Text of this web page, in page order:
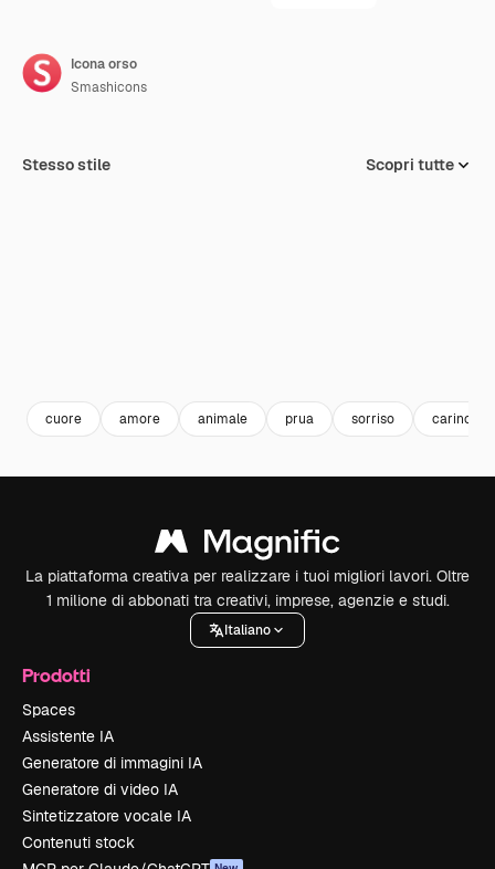
Icona orso
Smashicons
Stesso stile Scopri tutte
cuore amore animale prua sorriso carino
La piattaforma creativa per realizzare i tuoi migliori lavori. Oltre
1 milione di abbonati tra creativi, imprese, agenzie e studi.
Italiano
Prodotti
Spaces
Assistente IA
Generatore di immagini IA
Generatore di video IA
Sintetizzatore vocale IA
Contenuti stock